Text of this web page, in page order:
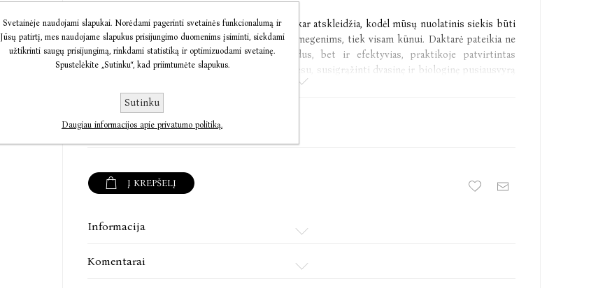
Remdamasi keliolikos metų patirtimi, A. Nerurkar atskleidžia, kodėl mūsų nuolatinis siekis būti
„nenugalimiems“ didiną stresą ir kenkia tiek smegenims, tiek visam kūnui. Daktarė pateikia ne
tik penkis jau minėtus streso valdymo būdus, bet ir efektyvias, praktikoje patvirtintas
technikas, kurios padės pakeisti santykį su stresu, susigrąžinti dvasinę ir biologinę pusiausvyrą
„5 būdai įveikti stresą“ – įtraukianti knyga nuo pradžios iki pabaigos. Joje ne tik atsakome į
klausimus apie stresą ir perdegimą, bet ir pateikiama efektyvių strategijų, kaip su tuo kovoti.“
€12,26 €15,32
Į KREPŠELĮ
Informacija
Komentarai
Svetainėje naudojami slapukai. Norėdami pagerinti svetainės funkcionalumą ir
Jūsų patirtį, mes naudojame slapukus prisijungimo duomenims įsiminti, siekdami
užtikrinti saugų prisijungimą, rinkdami statistiką ir optimizuodami svetainę.
Spustelėkite „Sutinku“, kad priimtumėte slapukus.
Sutinku
Daugiau informacijos apie privatumo politiką.